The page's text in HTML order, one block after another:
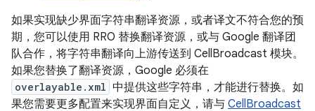
如果实现缺少界面字符串翻译资源，或者译文不符合您的预
期，您可以使用 RRO 替换翻译资源，或与 Google 翻译团
队合作，将字符串翻译向上游传送到 CellBroadcast 模块。
如果您替换了翻译资源，Google 必须在
overlayable.xml 中提供这些字符串，才能进行替换。如
果您需要更多配置来实现界面自定义，请与 CellBroadcast